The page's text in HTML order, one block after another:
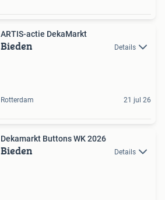
ARTIS-actie DekaMarkt
Bieden Details
Rotterdam 21 jul 26
Dekamarkt Buttons WK 2026
Bieden Details